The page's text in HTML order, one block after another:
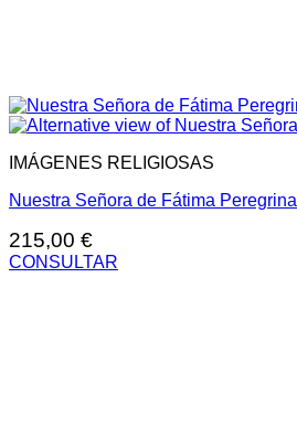
IMÁGENES RELIGIOSAS
Nuestra Señora de Fátima Peregrina
215,00 €
CONSULTAR